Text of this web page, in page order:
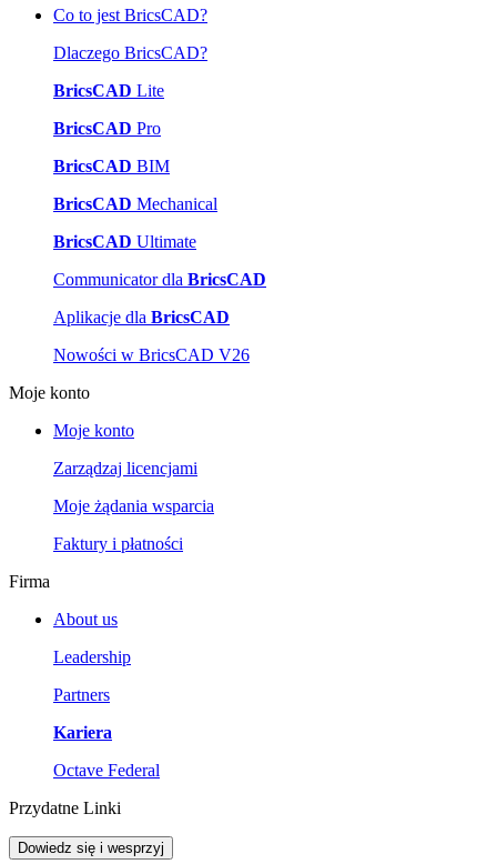
Co to jest BricsCAD?
Dlaczego BricsCAD?
BricsCAD Lite
BricsCAD Pro
BricsCAD BIM
BricsCAD Mechanical
BricsCAD Ultimate
Communicator dla BricsCAD
Aplikacje dla BricsCAD
Nowości w BricsCAD V26
Moje konto
Moje konto
Zarządzaj licencjami
Moje żądania wsparcia
Faktury i płatności
Firma
About us
Leadership
Partners
Kariera
Octave Federal
Przydatne Linki
Dowiedz się i wesprzyj